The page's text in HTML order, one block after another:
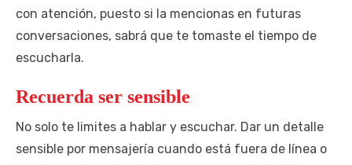
con atención, puesto si la mencionas en futuras
conversaciones, sabrá que te tomaste el tiempo de
escucharla.
Recuerda ser sensible
No solo te limites a hablar y escuchar. Dar un detalle
sensible por mensajería cuando está fuera de línea o